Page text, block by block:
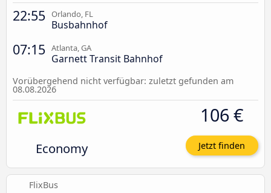
22:55 Orlando, FL
Busbahnhof
07:15 Atlanta, GA
Garnett Transit Bahnhof
Vorübergehend nicht verfügbar: zuletzt gefunden am
08.08.2026
Economy
106 €
Jetzt finden
FlixBus